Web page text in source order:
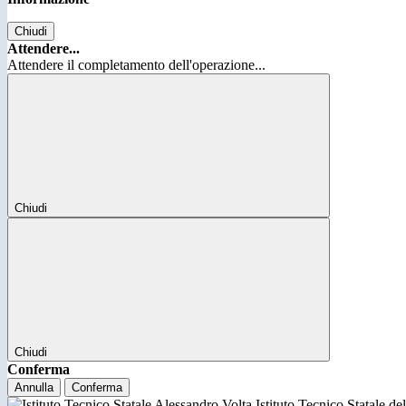
Chiudi
Attendere...
Attendere il completamento dell'operazione...
Chiudi
Chiudi
Conferma
Annulla Conferma